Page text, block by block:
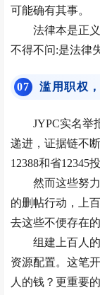
可能确有其事。
法律本是正
不得不问:是法律
07 滥用职权
JYPC实名举
递进，证据链不
12388和省12345
然而这些努
的删帖行动，上
去这些不便存在的
组建上百人
资源配置。这笔
人的钱？更重要